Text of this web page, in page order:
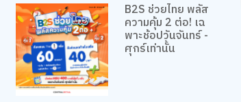
B2S ช่วยไทย พลัส
ความคุ้ม 2 ต่อ! เฉ
พาะช้อปวันจันทร์ -
ศุกร์เท่านั้น